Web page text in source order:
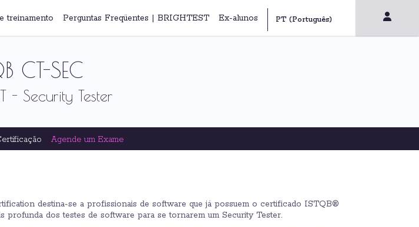
treinamento Perguntas Freqüentes | BRIGHTEST Ex-alunos
CT-SEC
- Security Tester
Agende um Exame
destina-se a profissionais de software que já possuem o certificado ISTQB®
profunda dos testes de software para se tornarem um Security Tester.